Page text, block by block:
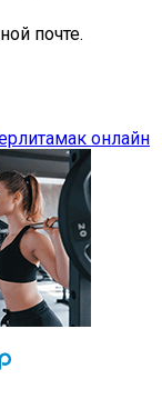
почте.
онлайн